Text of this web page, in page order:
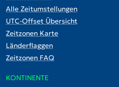
Alle Zeitumstellungen
UTC-Offset Übersicht
Zeitzonen Karte
Länderflaggen
Zeitzonen FAQ
KONTINENTE